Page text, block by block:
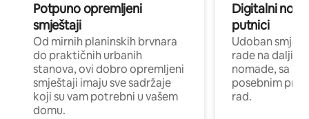
Potpuno opremljeni
smještaji
Od mirnih planinskih brvnara
do praktičnih urbanih
stanova, ovi dobro opremljeni
smještaji imaju sve sadržaje
koji su vam potrebni u vašem
domu.
Digitalni
putnici
Udoban
rade na
nomade, sa
posebnim
rad.